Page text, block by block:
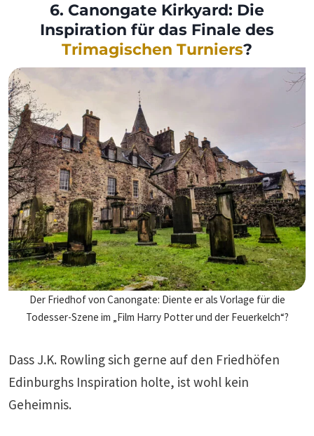
6. Canongate Kirkyard: Die
Inspiration für das Finale des
Trimagischen Turniers?
Der Friedhof von Canongate: Diente er als Vorlage für die
Todesser-Szene im „Film Harry Potter und der Feuerkelch“?
Dass J.K. Rowling sich gerne auf den Friedhöfen
Edinburghs Inspiration holte, ist wohl kein
Geheimnis.